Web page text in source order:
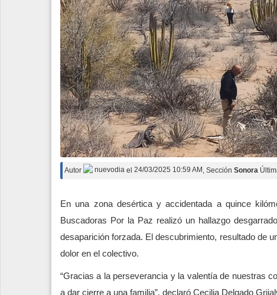
Autor nuevodia el 24/03/2025 10:59 AM , Sección Sonora
En una zona desértica y accidentada a quince
Buscadoras Por la Paz realizó un hallazgo
desaparición forzada. El descubrimiento, resultado de
dolor en el colectivo.
“Gracias a la perseverancia y la valentía de nuestras
a dar cierre a una familia”, declaró Cecilia Delgado